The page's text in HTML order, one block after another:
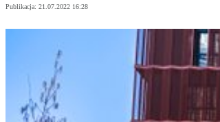
Publikacja: 21.07.2022 16:28